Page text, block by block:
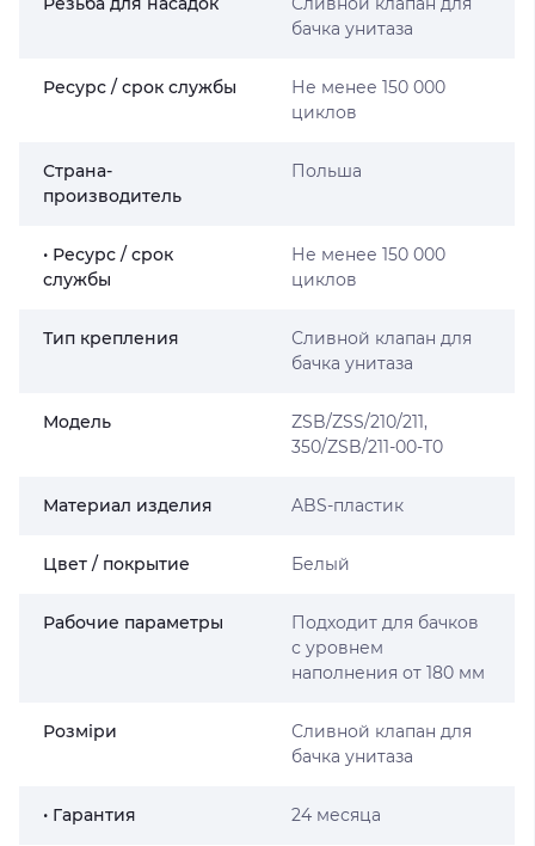
бачка унитаза
Ресурс / срок службы
Не менее 150 000
циклов
Страна-
производитель
Польша
• Ресурс / срок
службы
Не менее 150 000
циклов
Тип крепления
Сливной клапан для
бачка унитаза
Мoдель
ZSB/ZSS/210/211,
350/ZSB/211-00-T0
Материал изделия ABS-пластик
Цвет / покрытие Белый
Рабочие параметры
Подходит для бачков
с уровнем
наполнения от 180 мм
Розміри
Сливной клапан для
бачка унитаза
• Гарантия 24 месяца